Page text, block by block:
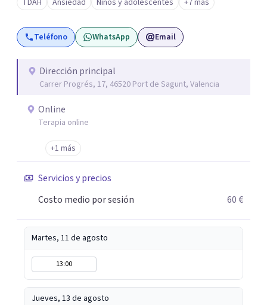
que han reafirmado mi verdadera vocación: acompañar a
familias y adolescentes en sus momentos más cruciales,
guiándolos hacia relaciones más saludables y un
TDAH Ansiedad Niños y adolescentes +7 más
Teléfono WhatsApp Email
Dirección principal
Carrer Progrés, 17, 46520 Port de Sagunt, Valencia
Online
Terapia online
+1 más
Servicios y precios
Costo medio por sesión
60 €
Martes, 11 de agosto
13:00
Jueves, 13 de agosto